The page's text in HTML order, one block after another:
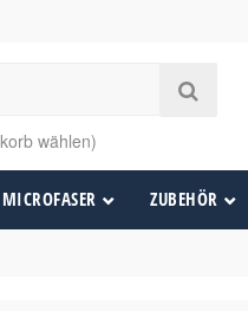
wählen)
MICROFASER ZUBEHÖR